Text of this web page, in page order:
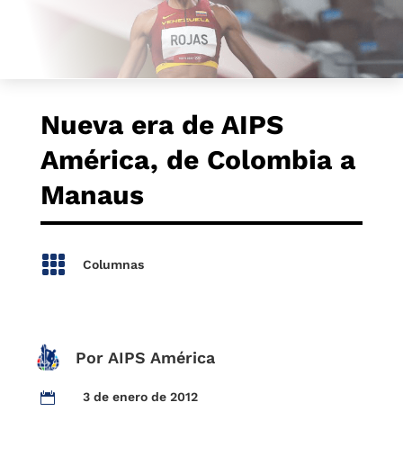
Nueva era de AIPS
América, de Colombia a
Manaus
 Columnas
Por AIPS América
 3 de enero de 2012